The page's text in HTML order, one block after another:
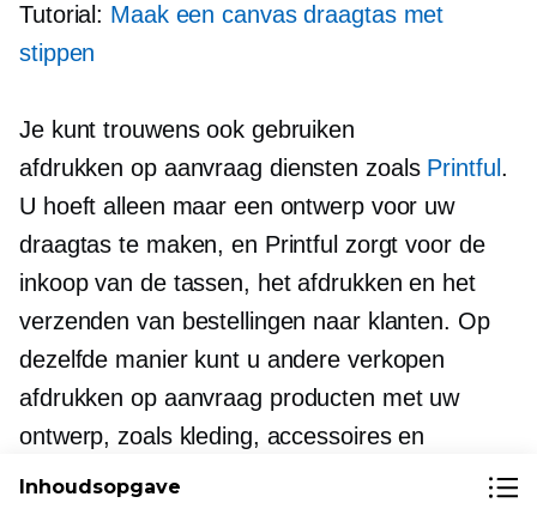
Tutorial: Maak een canvas draagtas met
stippen
Je kunt trouwens ook gebruiken
afdrukken op aanvraag diensten zoals Printful .
U hoeft alleen maar een ontwerp voor uw
draagtas te maken, en Printful zorgt voor de
inkoop van de tassen, het afdrukken en het
verzenden van bestellingen naar klanten. Op
dezelfde manier kunt u andere verkopen
afdrukken op aanvraag producten met uw
ontwerp, zoals kleding, accessoires en
woondecoratie.
Inhoudsopgave